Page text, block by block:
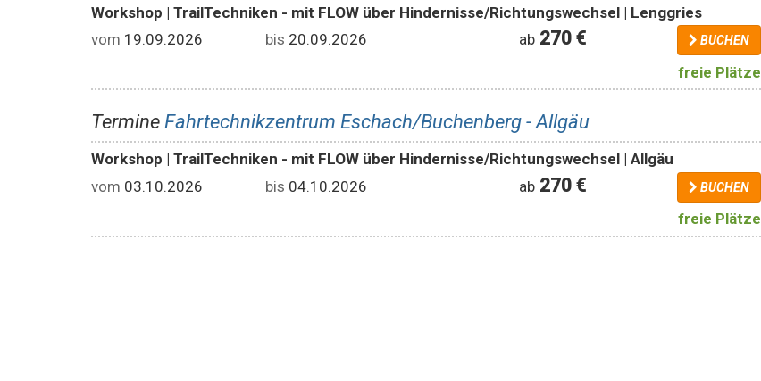
Workshop | TrailTechniken - mit FLOW über Hindernisse/Richtungswechsel | Lenggries
vom 19.09.2026 bis 20.09.2026 ab 270 € BUCHEN
freie Plätze
TermineFahrtechnikzentrum Eschach/Buchenberg - Allgäu
Workshop | TrailTechniken - mit FLOW über Hindernisse/Richtungswechsel | Allgäu
vom 03.10.2026 bis 04.10.2026 ab 270 € BUCHEN
freie Plätze